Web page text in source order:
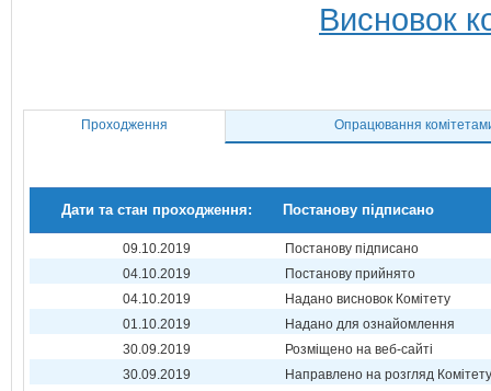
Висновок
Проходження Опрацювання
Дати та стан проходження: Постанову підписано
09.10.2019
Постанову підписано
04.10.2019
Постанову прийнято
04.10.2019
Надано висновок Комітету
01.10.2019
Надано для ознайомлення
30.09.2019
Розміщено на веб-сайті
30.09.2019
Направлено на розгляд Комітету